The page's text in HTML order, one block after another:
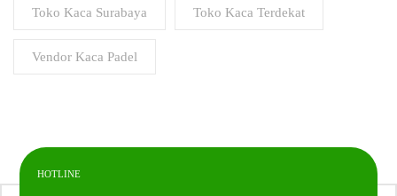
Toko Kaca Surabaya Toko Kaca Terdekat
Vendor Kaca Padel
HOTLINE